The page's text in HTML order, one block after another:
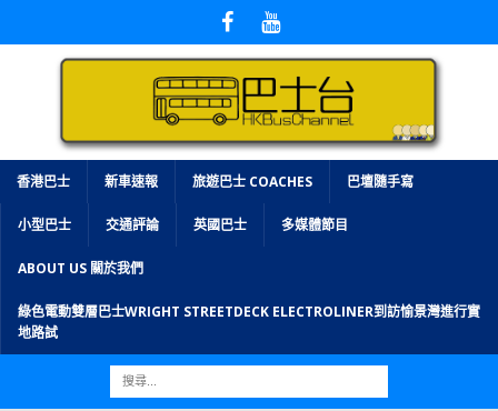
香港巴士 新車速報 旅遊巴士 COACHES 巴壇隨手寫
小型巴士 交通評論 英國巴士 多媒體節目
ABOUT US 關於我們
綠色電動雙層巴士WRIGHT STREETDECK ELECTROLINER到訪愉景灣進行實
地路試